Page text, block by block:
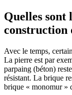
Quelles sont
construction
Avec le temps,
La pierre est par
parpaing (béton)
résistant. La brique
brique « monomur »